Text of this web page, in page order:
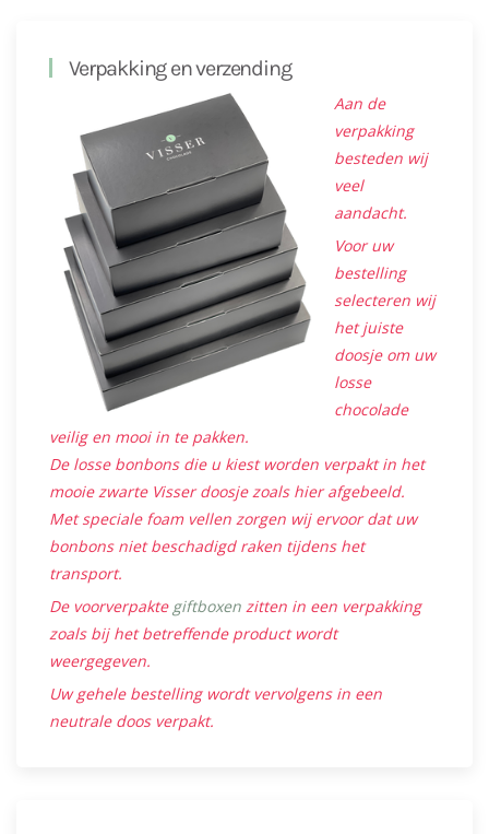
Verpakking en verzending
Aan de
verpakking
besteden wij
veel
aandacht.
Voor uw
bestelling
selecteren wij
het juiste
doosje om uw
losse
chocolade
veilig en mooi in te pakken.
De losse bonbons die u kiest worden verpakt in het
mooie zwarte Visser doosje zoals hier afgebeeld.
Met speciale foam vellen zorgen wij ervoor dat uw
bonbons niet beschadigd raken tijdens het
transport.
De voorverpakte giftboxen zitten in een verpakking
zoals bij het betreffende product wordt
weergegeven.
Uw gehele bestelling wordt vervolgens in een
neutrale doos verpakt.